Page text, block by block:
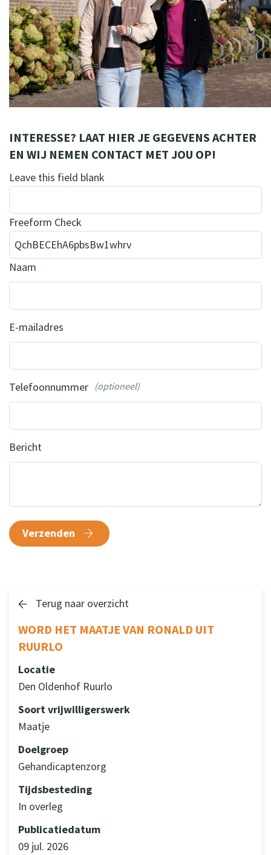
Terug naar overzicht
WORD HET MAATJE VAN RONALD UIT
RUURLO
Locatie
Den Oldenhof Ruurlo
Soort vrijwilligerswerk
Maatje
Doelgroep
Gehandicaptenzorg
Tijdsbesteding
In overleg
Publicatiedatum
09 jul. 2026
INTERESSE? LAAT HIER JE GEGEVENS ACHTER
EN WIJ NEMEN CONTACT MET JOU OP!
Leave this field blank
Freeform Check
Naam
E-mailadres
Telefoonnummer (optioneel)
Bericht
Verzenden